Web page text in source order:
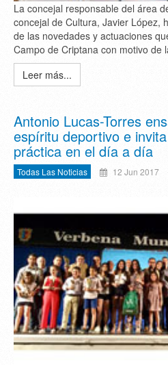
La concejal responsable del área
concejal de Cultura, Javier López,
de las novedades y actuaciones
Campo de Criptana con motivo de
Leer más...
Antonio Lucas-Torres
espíritu deportivo e
práctica en el día a día
Todas Las Noticias 12 Jun 2017